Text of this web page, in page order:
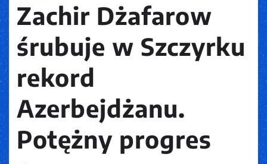
Zachir Dżafarow
śrubuje w Szczyrku
rekord
Azerbejdżanu.
Potężny progres